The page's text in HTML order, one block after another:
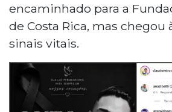
encaminhado para a
de Costa Rica, mas chegou
sinais vitais.